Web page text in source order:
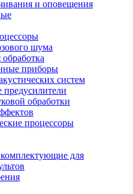
и оповещения
шума
приборы
систем
обработки
процессоры
для